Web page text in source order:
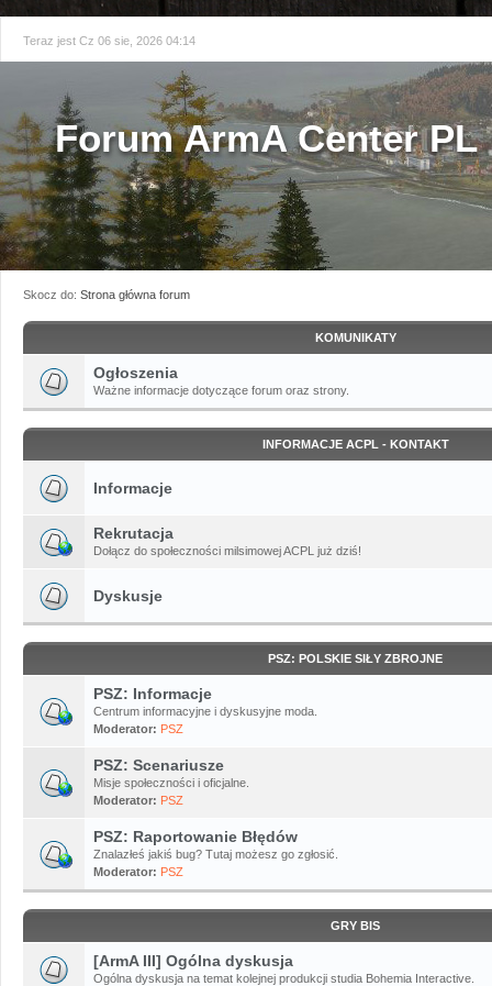
Teraz jest Cz 06 sie, 2026 04:14
Forum ArmA Center PL
Skocz do: Strona główna forum
KOMUNIKATY
Ogłoszenia
Ważne informacje dotyczące forum oraz strony.
INFORMACJE ACPL - KONTAKT
Informacje
Rekrutacja
Dołącz do społeczności milsimowej ACPL już dziś!
Dyskusje
PSZ: POLSKIE SIŁY ZBROJNE
PSZ: Informacje
Centrum informacyjne i dyskusyjne moda.
Moderator: PSZ
PSZ: Scenariusze
Misje społeczności i oficjalne.
Moderator: PSZ
PSZ: Raportowanie Błędów
Znalazłeś jakiś bug? Tutaj możesz go zgłosić.
Moderator: PSZ
GRY BIS
[ArmA III] Ogólna dyskusja
Ogólna dyskusja na temat kolejnej produkcji studia Bohemia Interactive.